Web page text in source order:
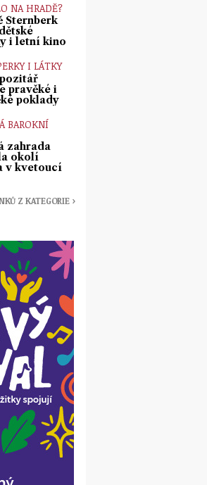
NA HRADĚ?
Šternberk
i letní kino
I LÁTKY
pravěké i
poklady
BAROKNÍ
zahrada
okolí
v kvetoucí
Z KATEGORIE ›